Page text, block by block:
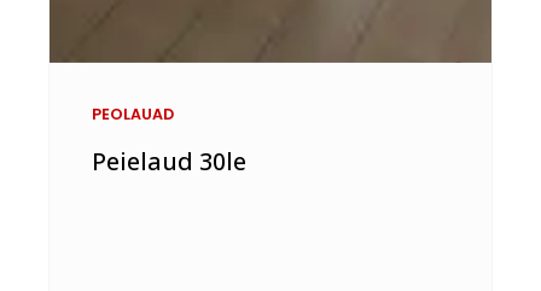
PEOLAUAD
Peielaud 30le